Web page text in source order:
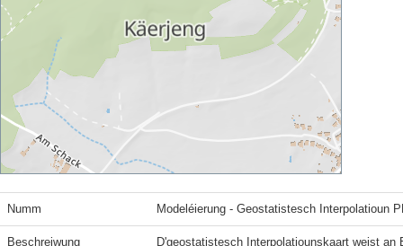
Numm Modeléierung - Geostatistesch Interpolatioun
Beschreiwung
D'geostatistesch Interpolatiounskaart weist